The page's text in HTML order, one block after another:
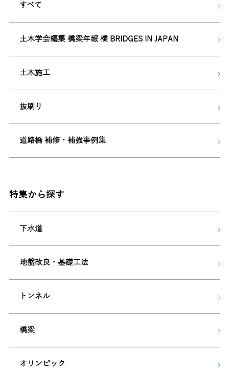
すべて
土木学会編集 橋梁年報 橋 BRIDGES IN JAPAN
土木施工
抜刷り
道路橋 補修・補強事例集
特集から探す
下水道
地盤改良・基礎工法
トンネル
橋梁
オリンピック